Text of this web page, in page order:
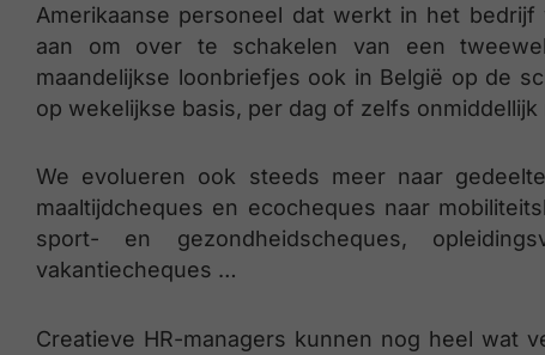
Amerikaanse personeel dat werkt in het
aan om over te schakelen van een
maandelijkse loonbriefjes ook in België op de
op wekelijkse basis, per dag of zelfs onmiddellijk
We evolueren ook steeds meer naar
maaltijdcheques en ecocheques naar
sport- en gezondheids­cheques,
vakantiecheques …
Creatieve HR-managers kunnen nog heel wat